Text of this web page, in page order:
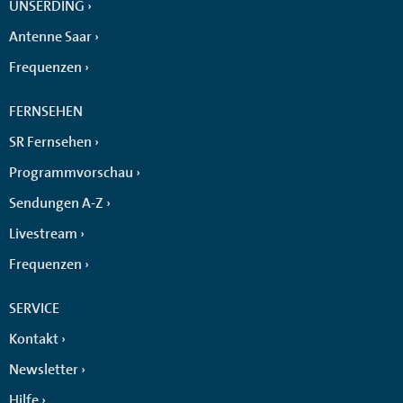
UNSERDING
Antenne Saar
Frequenzen
FERNSEHEN
SR Fernsehen
Programmvorschau
Sendungen A-Z
Livestream
Frequenzen
SERVICE
Kontakt
Newsletter